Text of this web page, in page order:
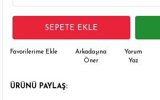
SEPETE EKLE
Arkadaşına
Öner
Yorum
Yaz
ÜRÜNÜ PAYLAŞ: